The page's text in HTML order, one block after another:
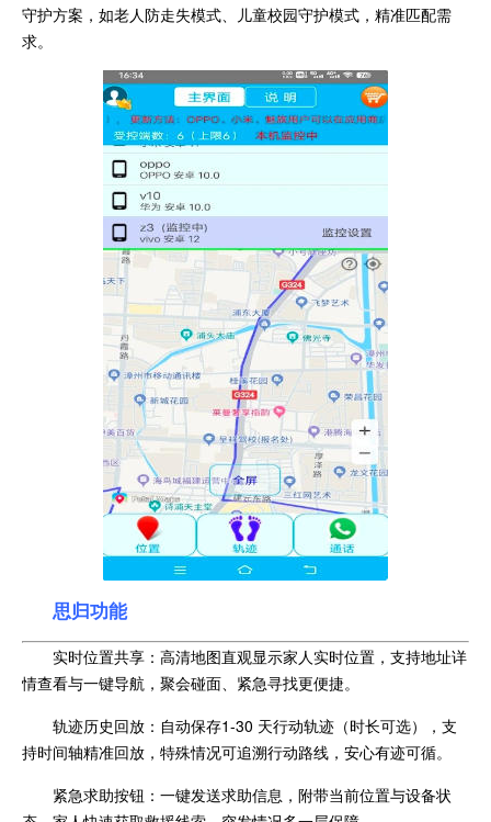
守护方案，如老人防走失模式、儿童校园守护模式，精准匹配需
求。
思归功能
实时位置共享：高清地图直观显示家人实时位置，支持地址详
情查看与一键导航，聚会碰面、紧急寻找更便捷。
轨迹历史回放：自动保存1-30 天行动轨迹（时长可选），支
持时间轴精准回放，特殊情况可追溯行动路线，安心有迹可循。
紧急求助按钮：一键发送求助信息，附带当前位置与设备状